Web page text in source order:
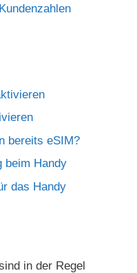
bereits eSIM?
beim Handy
das Handy
in der Regel